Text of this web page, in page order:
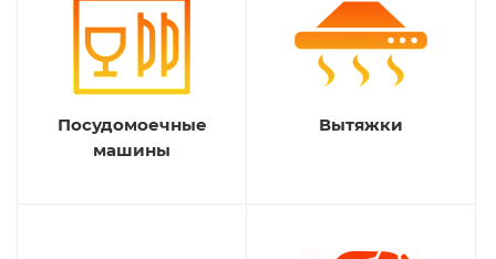
Посудомоечные
машины
Вытяжки